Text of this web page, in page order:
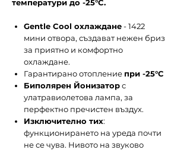
температури до -25°C.
Gentle Cool охлаждане- 1422
мини отвора, създават нежен бриз
за приятно и комфортно
охлаждане.
Гарантирано отопление при -25°С
Биполярен Йонизаторс
улатравиолетова лампа, за
перфектно пречистен въздух.
Изключително тих:
функционирането на уреда почти
не се чува. Нивото на звуково